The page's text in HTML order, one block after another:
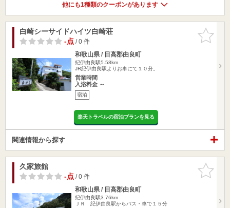
他にも1種類のクーポンがあります
お気に入
りに追加
白崎シーサイドハイツ白崎荘
-点/ 0 件
和歌山県 / 日高郡由良町
紀伊由良駅5.58km
JR紀伊由良駅よりお車にて１０分。
営業時間
入浴料金 ～
宿泊
楽天トラベルの宿泊プランを見る
関連情報から探す
お気に入
りに追加
久家旅館
-点/ 0 件
和歌山県 / 日高郡由良町
紀伊由良駅3.76km
ＪＲ 紀伊由良駅からバス・車で１５分